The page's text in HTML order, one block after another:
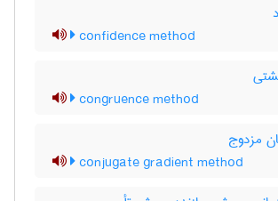
confidence method
congruence method
مزدوج
conjugate gradient method